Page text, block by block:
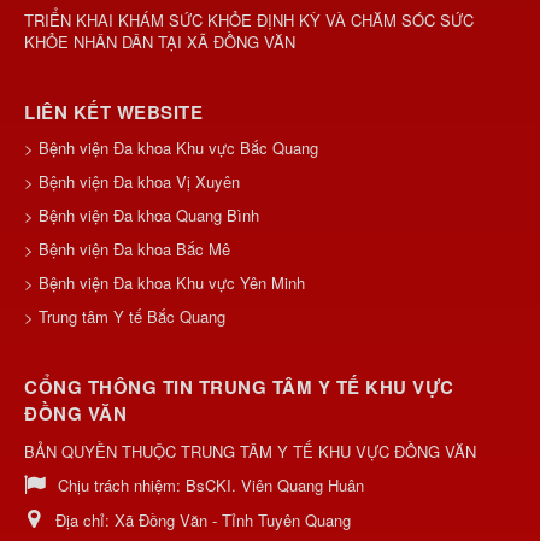
TRIỂN KHAI KHÁM SỨC KHỎE ĐỊNH KỲ VÀ CHĂM SÓC SỨC
KHỎE NHÂN DÂN TẠI XÃ ĐỒNG VĂN
LIÊN KẾT WEBSITE
> Bệnh viện Đa khoa Khu vực Bắc Quang
> Bệnh viện Đa khoa Vị Xuyên
> Bệnh viện Đa khoa Quang Bình
> Bệnh viện Đa khoa Bắc Mê
> Bệnh viện Đa khoa Khu vực Yên Minh
> Trung tâm Y tế Bắc Quang
CỔNG THÔNG TIN TRUNG TÂM Y TẾ KHU VỰC
ĐỒNG VĂN
BẢN QUYỀN THUỘC TRUNG TÂM Y TẾ KHU VỰC ĐỒNG VĂN
Chịu trách nhiệm: BsCKI. Viên Quang Huân
Địa chỉ: Xã Đồng Văn - Tỉnh Tuyên Quang